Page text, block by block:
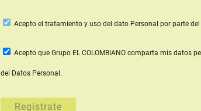
Aceptoel tratamiento y uso del dato Personal por parte del
Acepto que Grupo EL COLOMBIANO comparta mis datos
del Datos Personal.